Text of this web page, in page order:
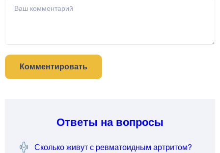
Комментировать
Ответы на вопросы
Сколько живут с ревматоидным артритом?